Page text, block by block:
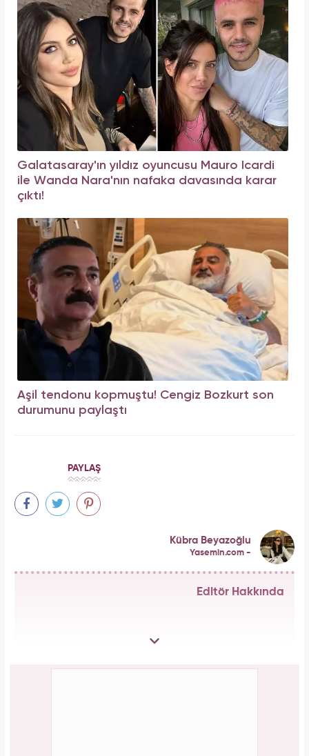
Galatasaray'ın yıldız oyuncusu Mauro Icardi
ile Wanda Nara'nın nafaka davasında karar
çıktı!
Aşil tendonu kopmuştu! Cengiz Bozkurt son
durumunu paylaştı
PAYLAŞ
Kübra Beyazoğlu
Yasemin.com -
Editör Hakkında